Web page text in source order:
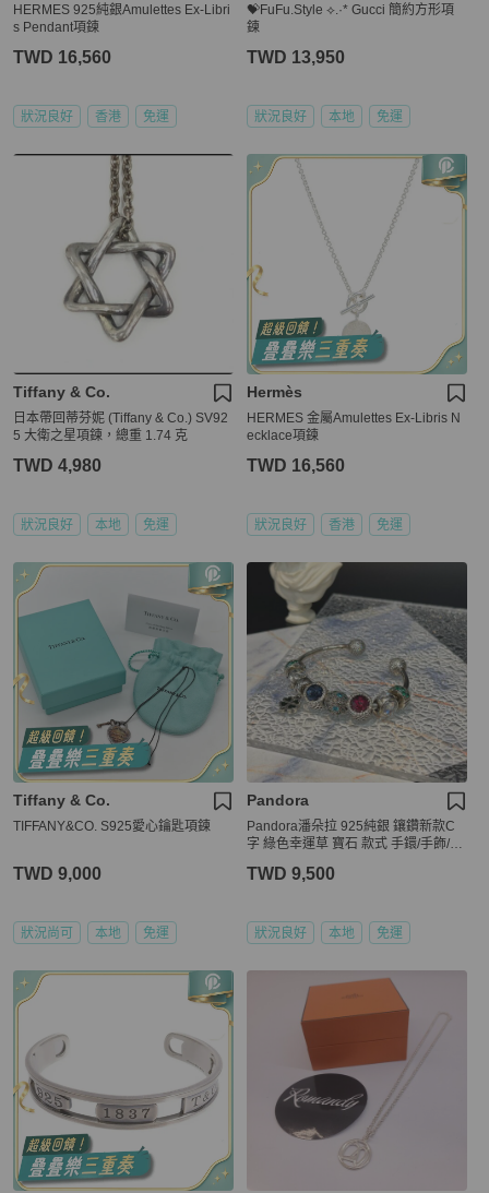
HERMES 925純銀Amulettes Ex-Libri
s Pendant項鍊
TWD 16,560
狀況良好 香港 免運
💝FuFu.Style ⟡.·* Gucci 簡約方形項
鍊
TWD 13,950
狀況良好 本地 免運
Tiffany & Co.
日本帶回蒂芬妮 (Tiffany & Co.) SV92
5 大衛之星項鍊，總重 1.74 克
TWD 4,980
狀況良好 本地 免運
Hermès
HERMES 金屬Amulettes Ex-Libris N
ecklace項鍊
TWD 16,560
狀況良好 香港 免運
Tiffany & Co.
TIFFANY&CO. S925愛心鑰匙項鍊
TWD 9,000
狀況尚可 本地 免運
Pandora
Pandora潘朵拉 925純銀 鑲鑽新款C
字 綠色幸運草 寶石 款式 手鐶/手飾/飾
TWD 9,500
狀況良好 本地 免運